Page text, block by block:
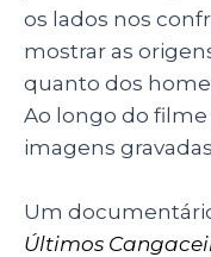
os lados nos
mostrar as
quanto dos
Ao longo do
imagens
Um
Últimos